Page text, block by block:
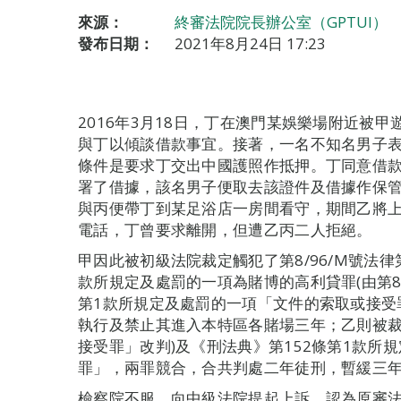
來源：
終審法院院長辦公室（GPTUI）
發布日期：
2021年8月24日 17:23
2016年3月18日，丁在澳門某娛樂場附近被甲
與丁以傾談借款事宜。接著，一名不知名男子
條件是要求丁交出中國護照作抵押。丁同意借
署了借據，該名男子便取去該證件及借據作保
與丙便帶丁到某足浴店一房間看守，期間乙將
電話，丁曾要求離開，但遭乙丙二人拒絕。
甲因此被初級法院裁定觸犯了第8/96/M號法
款所規定及處罰的一項為賭博的高利貸罪(由
第1款所規定及處罰的一項「文件的索取或接
執行及禁止其進入本特區各賭場三年；乙則被
接受罪」改判)及《刑法典》第152條第1款所
罪」，兩罪競合，合共判處二年徒刑，暫緩三